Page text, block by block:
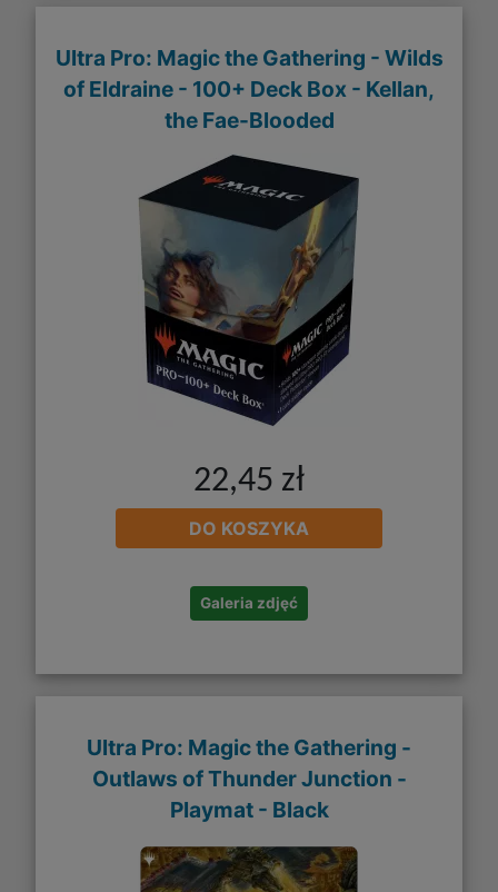
Ultra Pro: Magic the Gathering - Wilds
of Eldraine - 100+ Deck Box - Kellan,
the Fae-Blooded
22,45 zł
DO KOSZYKA
Galeria zdjęć
Ultra Pro: Magic the Gathering -
Outlaws of Thunder Junction -
Playmat - Black